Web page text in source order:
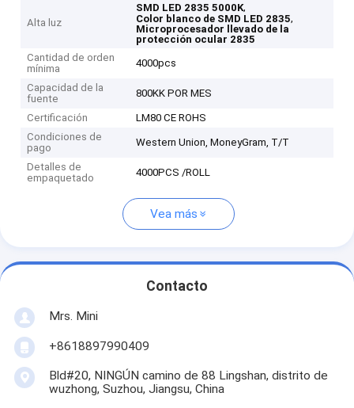
Alta luz
SMD LED 2835 5000K,
Color blanco de SMD LED 2835,
Microprocesador llevado de la
protección ocular 2835
Cantidad de orden
mínima
4000pcs
Capacidad de la
fuente
800KK POR MES
Certificación
LM80 CE ROHS
Condiciones de
pago
Western Union, MoneyGram, T/T
Detalles de
empaquetado
4000PCS /ROLL
Vea más
Contacto
Mrs. Mini
+8618897990409
Bld#20, NINGÚN camino de 88 Lingshan, distrito de
wuzhong, Suzhou, Jiangsu, China